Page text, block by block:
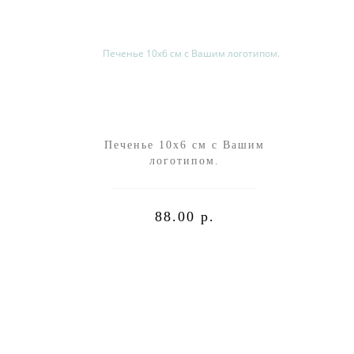
Печенье 10х6 см с Вашим
логотипом.
88.00 р.